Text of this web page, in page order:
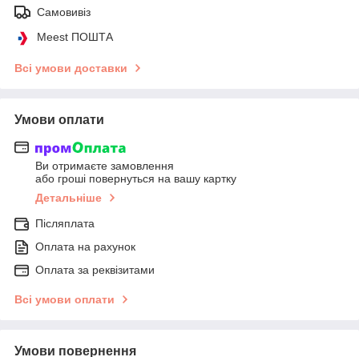
Самовивіз
Meest ПОШТА
Всі умови доставки
Умови оплати
Ви отримаєте замовлення
або гроші повернуться на вашу картку
Детальніше
Післяплата
Оплата на рахунок
Оплата за реквізитами
Всі умови оплати
Умови повернення